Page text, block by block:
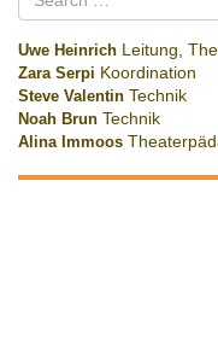
for:
Uwe Heinrich Leitung,
Zara Serpi Koordination
Steve Valentin Technik
Noah Brun Technik
Alina Immoos